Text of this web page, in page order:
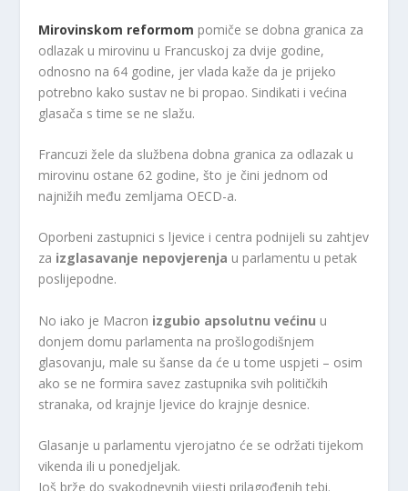
Mirovinskom reformom pomiče se dobna granica za
odlazak u mirovinu u Francuskoj za dvije godine,
odnosno na 64 godine, jer vlada kaže da je prijeko
potrebno kako sustav ne bi propao. Sindikati i većina
glasača s time se ne slažu.
Francuzi žele da službena dobna granica za odlazak u
mirovinu ostane 62 godine, što je čini jednom od
najnižih među zemljama OECD-a.
Oporbeni zastupnici s ljevice i centra podnijeli su zahtjev
za izglasavanje nepovjerenja u parlamentu u petak
poslijepodne.
No iako je Macron izgubio apsolutnu većinu u
donjem domu parlamenta na prošlogodišnjem
glasovanju, male su šanse da će u tome uspjeti – osim
ako se ne formira savez zastupnika svih političkih
stranaka, od krajnje ljevice do krajnje desnice.
Glasanje u parlamentu vjerojatno će se održati tijekom
vikenda ili u ponedjeljak.
Još brže do svakodnevnih vijesti prilagođenih tebi.